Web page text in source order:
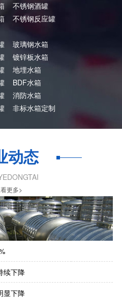
不锈钢酒罐
不锈钢反应罐
玻璃钢水箱
镀锌板水箱
地埋水箱
BDF水箱
消防水箱
非标水箱定制
动态
更多>
续下降
显下降